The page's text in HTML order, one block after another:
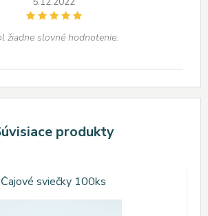
žiadne slovné hodnotenie.
produkty
Čajové sviečky 100ks